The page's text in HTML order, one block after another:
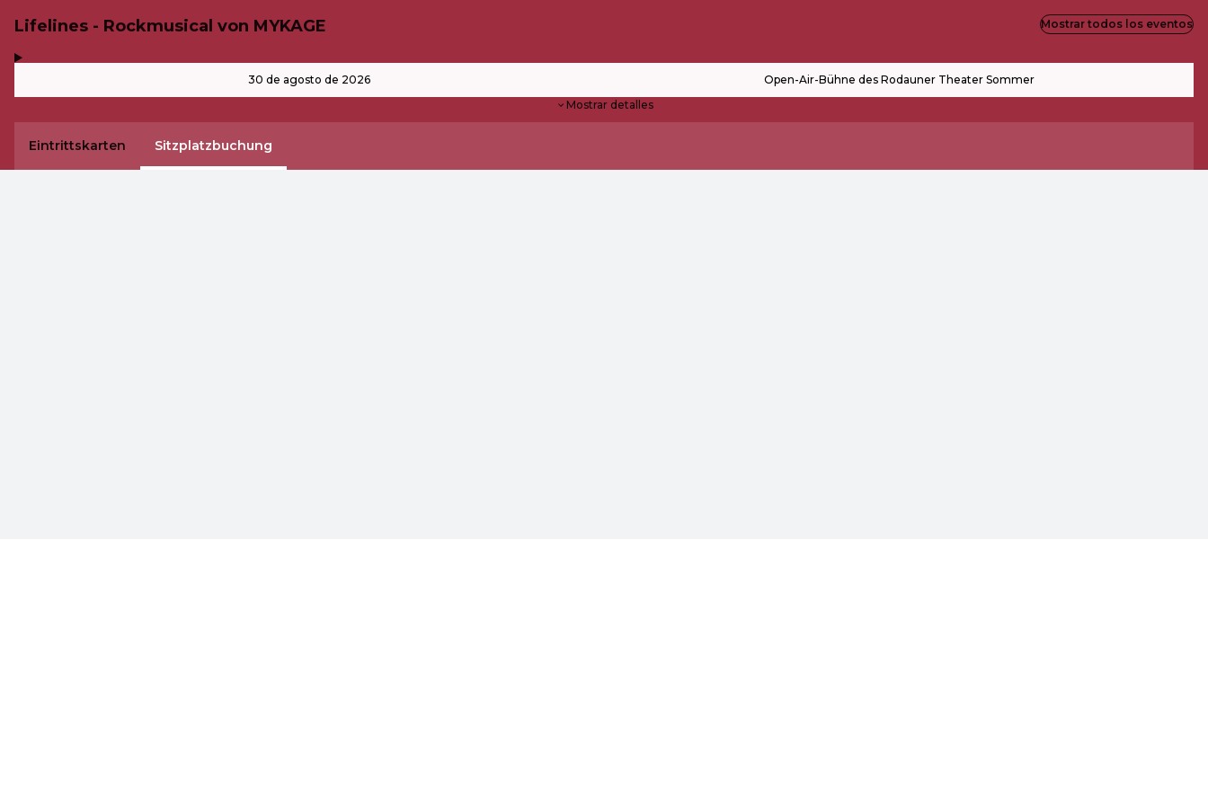
Lifelines - Rockmusical von MYKAGE
30 de agosto de 2026 Open-Air-Bühne des Rodauner Theater Sommer
Mostrar detalles
Mostrar todos los eventos
Eintrittskarten Sitzplatzbuchung